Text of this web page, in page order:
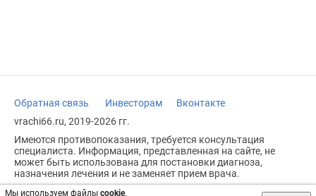
Мы используем файлы cookie.
Обратная связь Инвесторам
Вконтакте
vrachi66.ru, 2019-2026 гг.
Имеются противопоказания, требуется консультация
специалиста. Информация, представленная на сайте, не
может быть использована для постановки диагноза,
назначения лечения и не заменяет прием врача.
Возрастное ограничение: 18+